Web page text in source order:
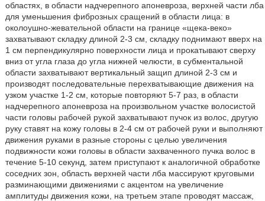
областях, в области надчерепного апоневроза, верхней части лба
для уменьшения фиброзных сращений в области лица: в
околоушно-жевательной области на границе «щека-веко»
захватывают складку длиной 2-3 см, складку поднимают вверх на
1 см перпендикулярно поверхности лица и прокатывают сверху
вниз от угла глаза до угла нижней челюсти, в субментальной
области захватывают вертикальный защип длиной 2-3 см и
производят последовательные перехватывающие движения на
узком участке 1-2 см, которые повторяют 5-7 раз, в области
надчерепного апоневроза на произвольном участке волосистой
части головы рабочей рукой захватывают пучок из волос, другую
руку ставят на кожу головы в 2-4 см от рабочей руки и выполняют
движения руками в разные стороны с целью увеличения
подвижности кожи головы в области захваченного пучка волос в
течение 5-10 секунд, затем приступают к аналогичной обработке
соседних зон, область верхней части лба массируют круговыми
разминающими движениями с акцентом на увеличение
амплитуды движения кожи, на третьем этапе проводят массаж,